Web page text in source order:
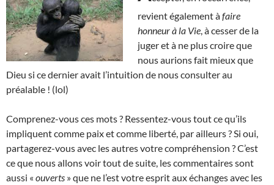
revient également àfaire
honneur à la Vie , à cesser de la
juger et à ne plus croire que
nous aurions fait mieux que
Dieu si ce dernier avait l’intuition de nous consulter au
préalable ! (lol)
Comprenez-vous ces mots ? Ressentez-vous tout ce qu’ils
impliquent comme paix et comme liberté, par ailleurs ? Si oui,
partagerez-vous avec les autres votre compréhension ? C’est
ce que nous allons voir tout de suite, les commentaires sont
aussi « ouverts » que ne l’est votre esprit aux échanges avec les